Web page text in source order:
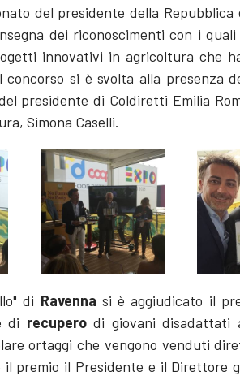
del presidente della
dei riconoscimenti con i
innovativi in agricoltura che
concorso si è svolta alla presenza
presidente di Coldiretti Emilia
Simona Caselli.
di Ravenna si è aggiudicato il
di recuperodi giovani disadattati
ortaggi che vengono venduti
premio il Presidente e il Direttore